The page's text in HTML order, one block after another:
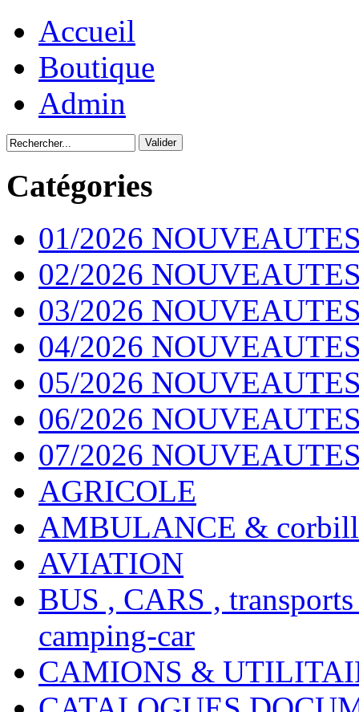
Accueil
Boutique
Admin
Catégories
01/2026
02/2026
03/2026
04/2026
05/2026
06/2026
07/2026
AGRICOLE
AMBULANCE &
AVIATION
BUS , CARS ,
camping-car
CAMIONS &